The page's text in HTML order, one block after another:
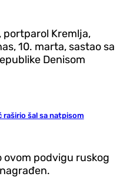
portparol Kremlja,
10. marta, sastao sa
Denisom
raširio šal sa natpisom
ovom podvigu ruskog